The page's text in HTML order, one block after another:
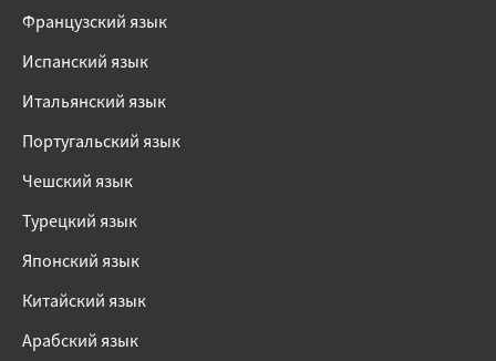
Французский язык
Испанский язык
Итальянский язык
Португальский язык
Чешский язык
Турецкий язык
Японский язык
Китайский язык
Арабский язык